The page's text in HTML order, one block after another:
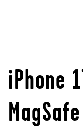
iPhone